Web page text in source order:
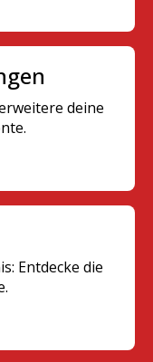
deine
Entdecke die